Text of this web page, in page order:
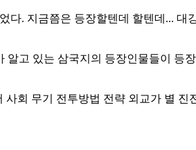
. 지금쯤은 등장할텐데 할텐데...
고 있는 삼국지의 등장인물들이 등
회 무기 전투방법 전략 외교가 별